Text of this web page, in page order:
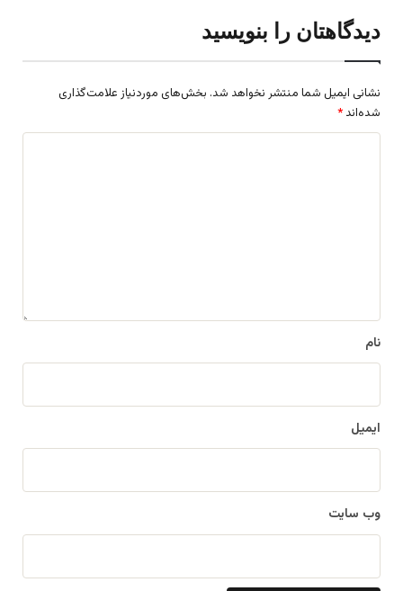
دیدگاهتان را بنویسید
نشانی ایمیل شما منتشر نخواهد شد. بخش‌های موردنیاز علامت‌گذاری
شده‌اند *
نام
ایمیل
وب‌ سایت